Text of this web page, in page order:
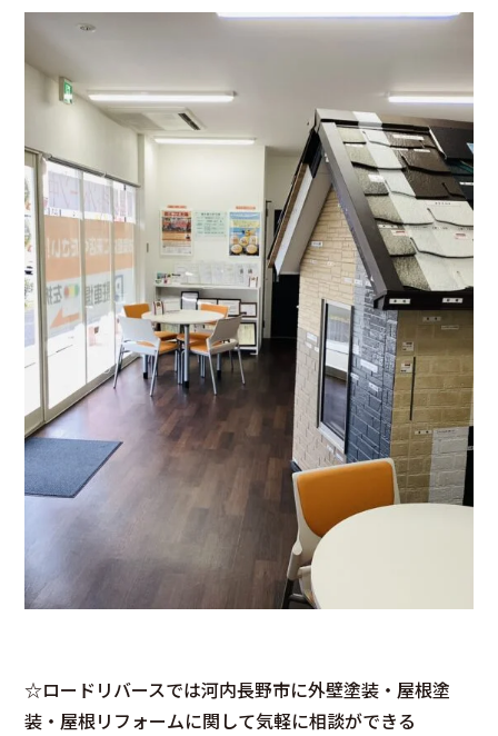
☆ロードリバースでは河内長野市に外壁塗装・屋根塗
装・屋根リフォームに関して気軽に相談ができる